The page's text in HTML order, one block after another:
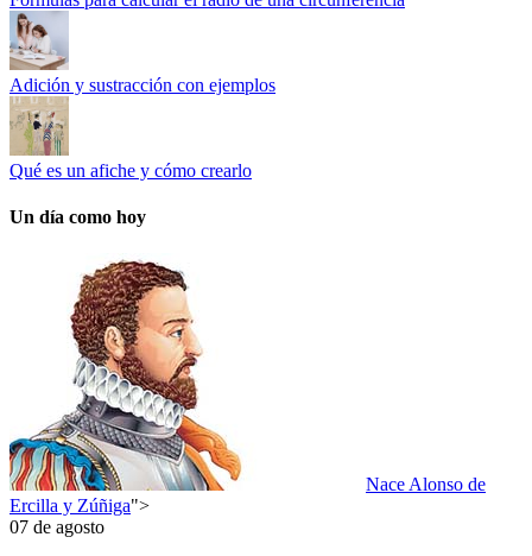
Adición y sustracción con ejemplos
Qué es un afiche y cómo crearlo
Un día como hoy
Nace Alonso de
Ercilla y Zúñiga">
07 de agosto